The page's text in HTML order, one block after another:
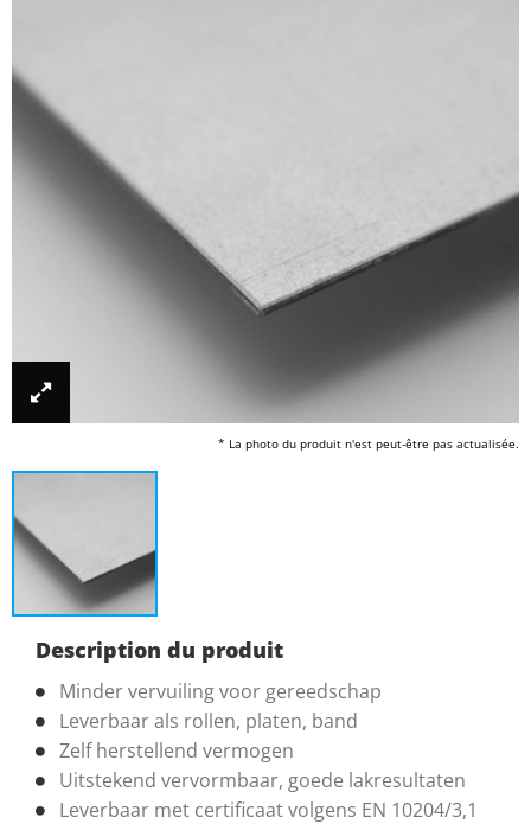
* La photo du produit n'est peut-être pas actualisée.
Description du produit
Minder vervuiling voor gereedschap
Leverbaar als rollen, platen, band
Zelf herstellend vermogen
Uitstekend vervormbaar, goede lakresultaten
Leverbaar met certificaat volgens EN 10204/3,1